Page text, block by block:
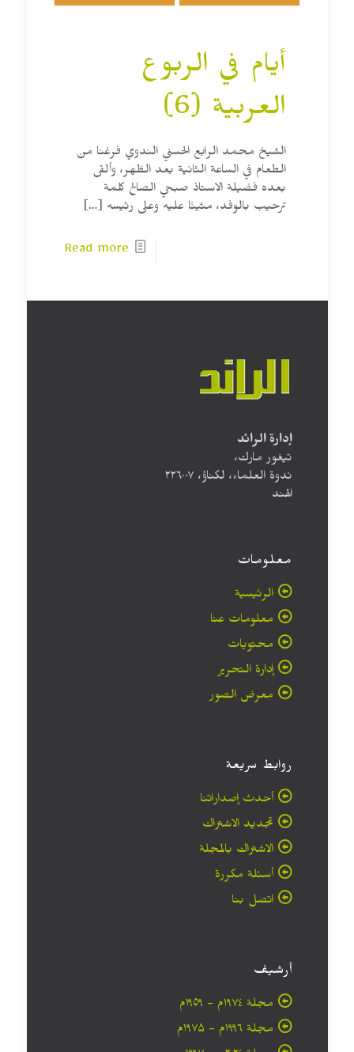
أيام في الربوع
العربية (6)
الشيخ محمد الرابع الحسني الندوي فرغنا من
الطعام في الساعة الثانية بعد الظهر، وألقى
بعده فضيلة الاستاذ صبحي الصالح كلمة
ترحيب بالوفد، مثينًا عليه وعلى رئيسه […]
Read more
إدارة الرائد
تيغور مارك،
ندوة العلماء، لكناؤ، ۲۲٦۰۰۷
الهند
معلومات
الرئيسية
معلومات عنا
محتويات
إدارة التحرير
معرض الصور
روابط سريعة
أحدث إصداراتنا
تجديد الاشتراك
الاشتراك بالمجلة
أسئلة مكررة
اتصل بنا
أرشيف
مجلة ۱۹۷٤م - ١٩٥٩م
مجلة ۱۹۹٦م - ۱۹۷۵م